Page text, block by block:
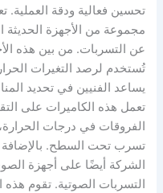
تحسين فعالية ودقة
مجموعة من الأجهزة
عن التسربات. من بين هذه
تُستخدم لرصد التغيرات
يساعد الفنيين في تحديد
تعمل هذه الكاميرات على
الفروقات في درجات
تسرب تحت السطح. بالإضافة
الشركة أيضًا على أجهزة
التسربات الصوتية. تقوم هذه